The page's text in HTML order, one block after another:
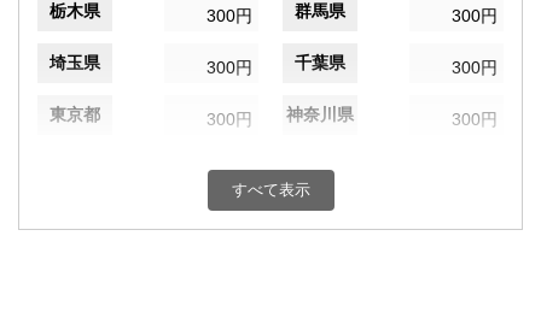
栃木県 300円 群馬県 300円
埼玉県 300円 千葉県 300円
東京都 300円 神奈川県 300円
300円 富山県
すべて表示